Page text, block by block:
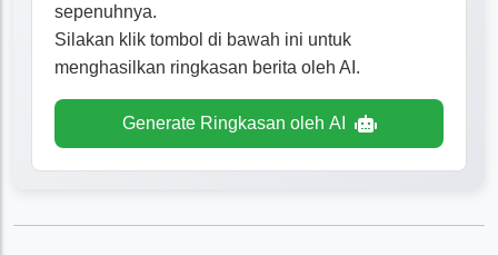
sepenuhnya.
Silakan klik tombol di bawah ini untuk
menghasilkan ringkasan berita oleh AI.
Generate Ringkasan oleh AI